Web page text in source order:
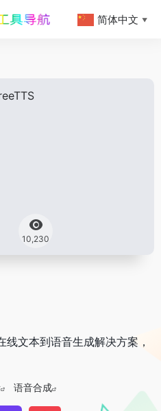
10,230
文本到语音生成解决方案，
语音合成
简体中文 ▼